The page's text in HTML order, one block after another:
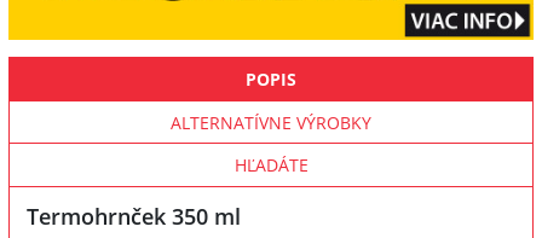
POPIS
ALTERNATÍVNE VÝROBKY
HĽADÁTE
Termohrnček 350 ml